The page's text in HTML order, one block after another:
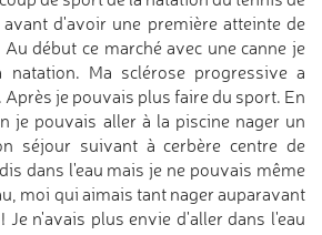
d'avoir une première atteinte de
début ce marché avec une canne je
natation. Ma sclérose progressive a
je pouvais plus faire du sport. En
je pouvais aller à la piscine nager un
séjour suivant à cerbère centre de
dans l'eau mais je ne pouvais même
moi qui aimais tant nager auparavant
Je n'avais plus envie d'aller dans l'eau